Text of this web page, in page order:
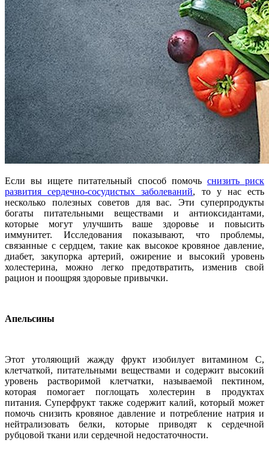
Если вы ищете питательный способ помочь снизить риск
развития сердечно-сосудистых заболеваний, то у нас есть
несколько полезных советов для вас. Эти суперпродукты
богаты питательными веществами и антиоксидантами,
которые могут улучшить ваше здоровье и повысить
иммунитет. Исследования показывают, что проблемы,
связанные с сердцем, такие как высокое кровяное давление,
диабет, закупорка артерий, ожирение и высокий уровень
холестерина, можно легко предотвратить, изменив свой
рацион и поощряя здоровые привычки.
Апельсины
Этот утоляющий жажду фрукт изобилует витамином С,
клетчаткой, питательными веществами и содержит высокий
уровень растворимой клетчатки, называемой пектином,
которая помогает поглощать холестерин в продуктах
питания. Суперфрукт также содержит калий, который может
помочь снизить кровяное давление и потребление натрия и
нейтрализовать белки, которые приводят к сердечной
рубцовой ткани или сердечной недостаточности.